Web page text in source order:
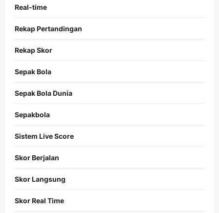
Real-time
Rekap Pertandingan
Rekap Skor
Sepak Bola
Sepak Bola Dunia
Sepakbola
Sistem Live Score
Skor Berjalan
Skor Langsung
Skor Real Time